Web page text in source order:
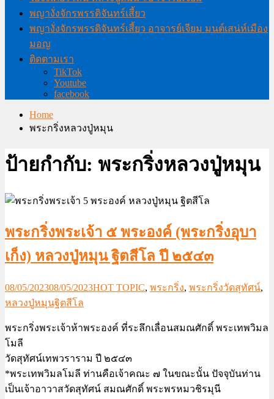
พญางั่งจักรพรรดิจันทร์เสี้ยว
พญางั่งจักรพรรดิจันทร์เสี้ยว อาจารย์เจียม มนต์เสน่ห์เมือง
มอญ
ติดตามเรา
TikTok
Youtube
facebook
Home
พระกริ่งหลวงปู่หมุน
ป้ายกำกับ: พระกริ่งหลวงปู่หมุน
พระกริ่งพระเจ้า ๕ พระองค์ (พระกริ่งอุบา
เก็ง) หลวงปู่หมุน ฐิตสีโล ปี ๒๕๔๓
08/05/202308/05/2023HOT TOPIC, พระกริ่ง, พระกริ่งวัดสุทัศน์,
หลวงปู่หมุนฐิตสีโล
พระกริ่งพระเจ้าห้าพระองค์ ที่ระลึกเลื่อนสมณศักดิ์ พระเทพวิมล
โมลี
วัดสุทัศน์เทพวราราม ปี ๒๕๔๓
*พระเทพวิมลโมลี ท่านคือเจ้าคณะ ๗ ในขณะนั้น ปัจจุบันท่าน
เป็นเจ้าอาวาสวัดสุทัศน์ สมณศักดิ์ พระพรหมวชิรมุนี